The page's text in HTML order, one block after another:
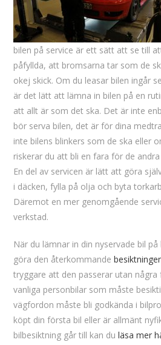
bilen på service är ett sätt att se till
påfyllda, att bromsarna tar som de
okej skick. Om du leasar bilen ingår
är det lätt att lämna in bilen på en
att allt är som det ska. Det är inte
bör serva bilen, det är för dina
inte bilens blinkers som de ska eller
riskerar du att bli en fara för de
En del av servicen är lätt att göra
i däcken, fylla på olja och byta
Däremot en mer genomgående
verkstad.
När du lämnar in din nyservade bil
göra den återkommande
tryggare att den passerar utan några
vanliga personbilar som måste
vägfordon måste bli godkända i
köpt din första bil eller är allmänt
bilbesiktning går till kan duläsa mer